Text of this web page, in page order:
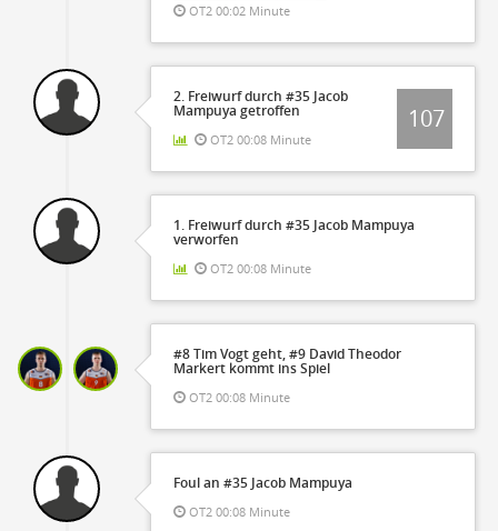
OT2 00:02 Minute
2. Freiwurf durch #35 Jacob
Mampuya getroffen
OT2 00:08 Minute
107
1. Freiwurf durch #35 Jacob Mampuya
verworfen
OT2 00:08 Minute
#8 Tim Vogt geht, #9 David Theodor
Markert kommt ins Spiel
OT2 00:08 Minute
Foul an #35 Jacob Mampuya
OT2 00:08 Minute